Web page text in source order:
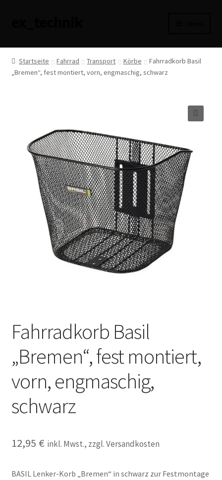
AGB
Datenschutzerklärung
Versandarten
Widerrufsbelehrung
Zahlungsarten
Startseite Fahrrad Transport Körbe
Fahrradkorb Basil
„Bremen“, fest montiert, vorn, engmaschig, schwarz
Fahrradkorb Basil
„Bremen“, fest montiert,
vorn, engmaschig,
schwarz
12,95 € inkl. Mwst., zzgl. Versandkosten
BASIL Lenker-Korb „Bremen“ in schwarz zur Festmontage